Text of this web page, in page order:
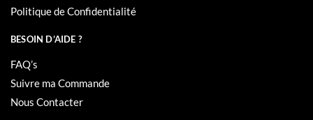
Politique de Confidentialité
BESOIN D’AIDE ?
FAQ’s
Suivre ma Commande
Nous Contacter